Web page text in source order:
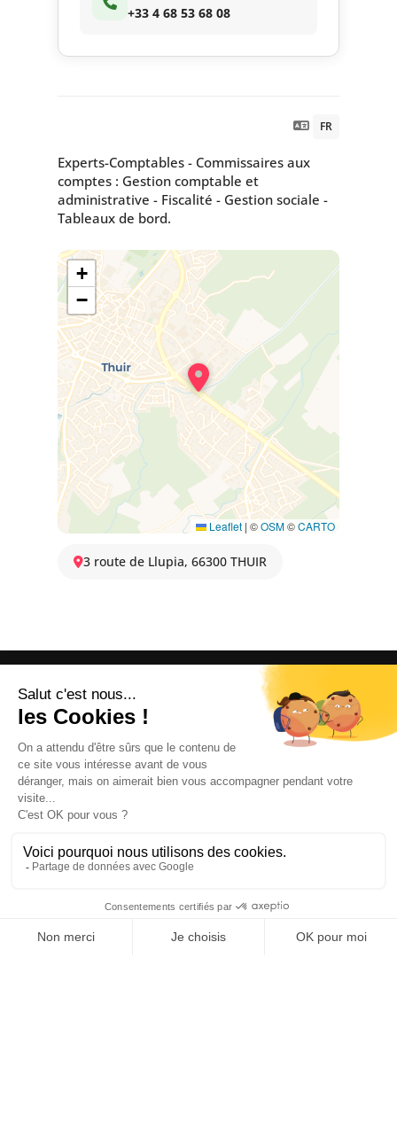
FR
Experts-Comptables - Commissaires aux
comptes : Gestion comptable et
administrative - Fiscalité - Gestion sociale -
Tableaux de bord.
+
−
Leaflet | ©OSM©CARTO
3 route de Llupia, 66300 THUIR
+33 4 68 53 68 08
OFFICE DE TOURISME
Boulevard Violet, 66300 Thuir